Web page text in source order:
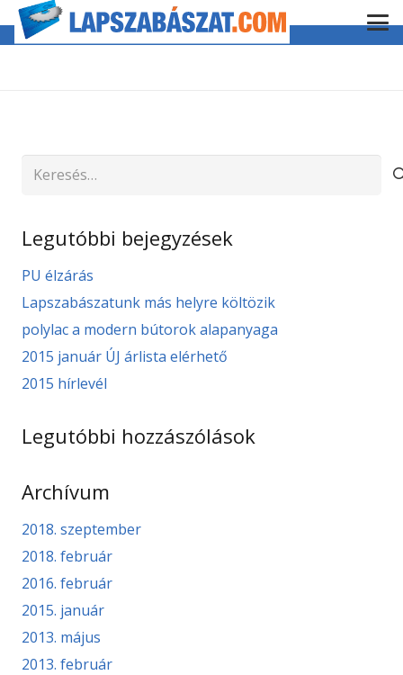
Keresés:
Legutóbbi bejegyzések
PU élzárás
Lapszabászatunk más helyre költözik
polylac a modern bútorok alapanyaga
2015 január ÚJ árlista elérhető
2015 hírlevél
Legutóbbi hozzászólások
Archívum
2018. szeptember
2018. február
2016. február
2015. január
2013. május
2013. február